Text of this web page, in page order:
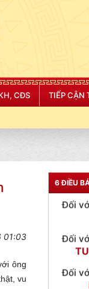
CĐS TIẾP CẬN
01:03
ông
vu
6 ĐIỀU
Đối
Đối
Đối